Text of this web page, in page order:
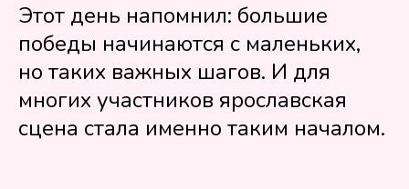
Этот день напомнил: большие
победы начинаются с маленьких,
но таких важных шагов. И для
многих участников ярославская
сцена стала именно таким началом.